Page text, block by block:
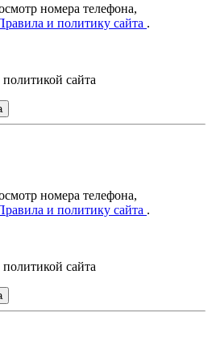
номера телефона,
и политику сайта .
сайта
номера телефона,
и политику сайта .
сайта